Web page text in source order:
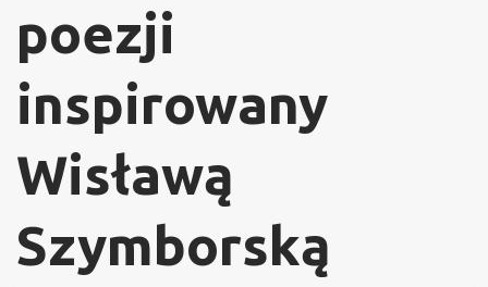
poezji
inspirowany
Wisławą
Szymborską